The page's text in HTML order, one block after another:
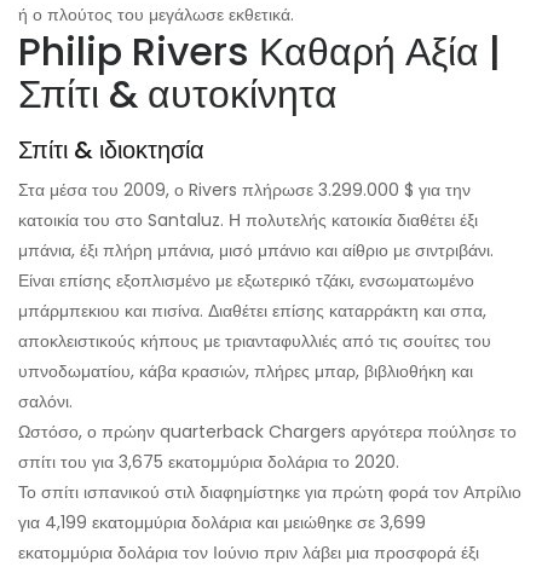
ή ο πλούτος του μεγάλωσε εκθετικά.
Philip Rivers Καθαρή Αξία |
Σπίτι & αυτοκίνητα
Σπίτι & ιδιοκτησία
Στα μέσα του 2009, ο Rivers πλήρωσε 3.299.000 $ για την
κατοικία του στο Santaluz. Η πολυτελής κατοικία διαθέτει έξι
μπάνια, έξι πλήρη μπάνια, μισό μπάνιο και αίθριο με σιντριβάνι.
Είναι επίσης εξοπλισμένο με εξωτερικό τζάκι, ενσωματωμένο
μπάρμπεκιου και πισίνα. Διαθέτει επίσης καταρράκτη και σπα,
αποκλειστικούς κήπους με τριανταφυλλιές από τις σουίτες του
υπνοδωματίου, κάβα κρασιών, πλήρες μπαρ, βιβλιοθήκη και
σαλόνι.
Ωστόσο, ο πρώην quarterback Chargers αργότερα πούλησε το
σπίτι του για 3,675 εκατομμύρια δολάρια το 2020.
Το σπίτι ισπανικού στιλ διαφημίστηκε για πρώτη φορά τον Απρίλιο
για 4,199 εκατομμύρια δολάρια και μειώθηκε σε 3,699
εκατομμύρια δολάρια τον Ιούνιο πριν λάβει μια προσφορά έξι